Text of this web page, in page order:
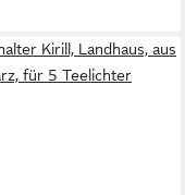
Kirill, Landhaus, aus
für 5 Teelichter